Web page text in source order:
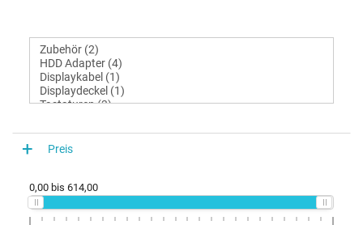
Preis
0,00 bis 614,00